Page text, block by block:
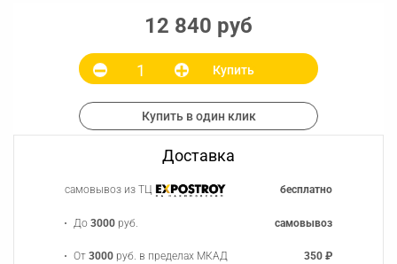
12 840 руб
Купить
Купить в один клик
Доставка
самовывоз из ТЦ бесплатно
До3000 руб. самовывоз
От3000 руб. в пределах МКАД 350 ₽